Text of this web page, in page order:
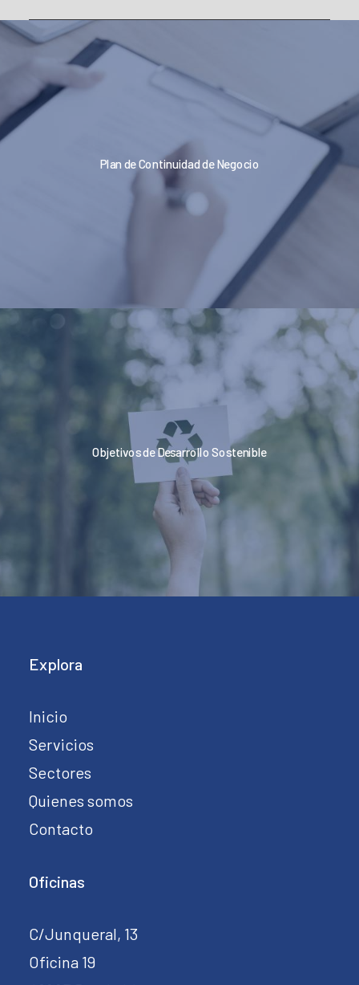
Plan de Continuidad de Negocio
Objetivos de Desarrollo Sostenible
Explora
Inicio
Servicios
Sectores
Quienes somos
Contacto
Oficinas
C/Junqueral, 13
Oficina 19